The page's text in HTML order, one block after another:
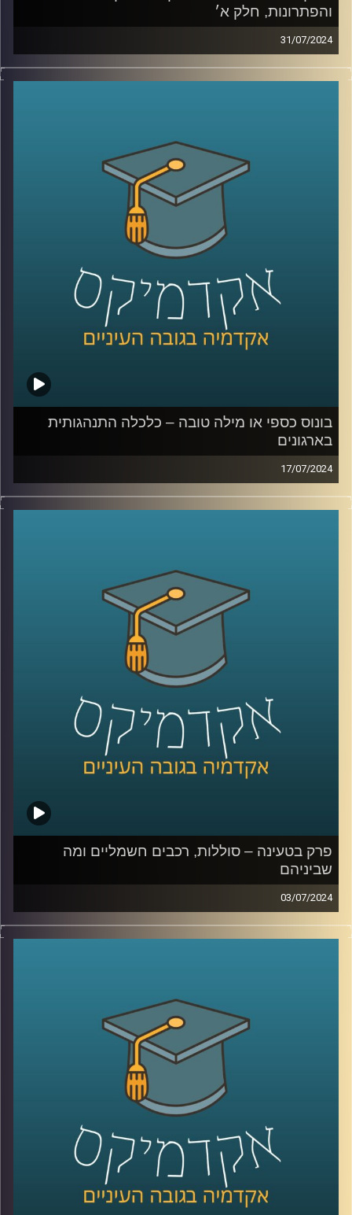
והפתרונות, חלק א׳
31/07/2024
בעשורים הקרובים צפויים שינויים רבים באקלים, דבר המהווה
אתגר לחקלאות ברחבי העולם
מאז המאה ה-18 ועד היום בני האדם ניסו להשתלט על הטבע
ובכך הבדיל את עצמינו מהציידים והלקטים של פעם.
התחלנו להשתמש בדישון , הדברה, הנדסה גנטית ועוד,
היום אנחנו יודעים שלא הצלחנו לנצח את הטבע. ומחקרים
מראים שדישון כימי פוגע בעמידות של הצמח, ובנו.
אז מה הפתרון? לחקלאות האקולוגית יש כמה תשובות
וכדי לדון בהן הצטרפה אלינו ד"ר קרני לוטן מרקוס מבית הספר
לקיימות באוניברסיטת רייכמן, חוקרת מערכות לגידול מזון
קרדיט תמונות:AudioVersity
בונוס כספי או מילה טובה – כלכלה התנהגותית
בארגונים
17/07/2024
דמיינו את התרחיש הבא:
אתם בעבודה שלכם עובדים קשה – ופתאום הבוס שלכם
ככל הנראה רובכם תופתעו לשמוע שהתשובה היא דווקא לא
כסף מזומן. מהמחקרים, שערך הפסיכולוג ד"ר גיא הוכמן
באוניברסיטת דיוק, עולה כי עובדים אמנם אומרים שהם רוצים
כסף מזומן, אבל מה שהם באמת רוצים זו מילה טובה מהבוס.
המקרה הזה מצטרף לשורה גדולה של מקרים שנחקרו על ידי
הכלכלה ההתנהגותית ונמצא שהתשובה האינטואיטיבית או
ההגיונית היא לא תמיד הנכונה
אז על זה ועוד הצטרף אלינו ד״ר גיא הוכמן, ראש תכנית התואר
השני בכלכלה התנהגותית באוניברסיטת רייכמן
קרדיט תמונות:AudioVersity
פרק בטעינה – סוללות, רכבים חשמליים ומה
שביניהם
03/07/2024
שוק הרכבים החשמליים בישראל הולך וגדל.
עם ההשפעה של מלחמת חרבות ברזל האטו את קצב כניסת
החשמליות, שככל הנראה היה גדל אפילו יותר השנה הסוללות
הן הרכיב היקר ביותר ברכבים חשמליים, וכולם מנסים לייצר
סוללות מהירות בעלות נמוכה יותר שיוכלו להוריד את מחיר
כדי להבין מה קורה בשוק הזה, אילו חידושים יש ומה האתגרים
הצטרפה אלינו היום ד"ר מיכל וקרט וולקין, משקיעה, ד״ר
בפיזיקה וחומרים, חברת דירקטוריון בחברות ציבוריות